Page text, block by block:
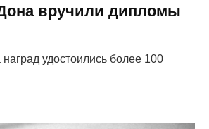
вручили дипломы
наград удостоились более 100